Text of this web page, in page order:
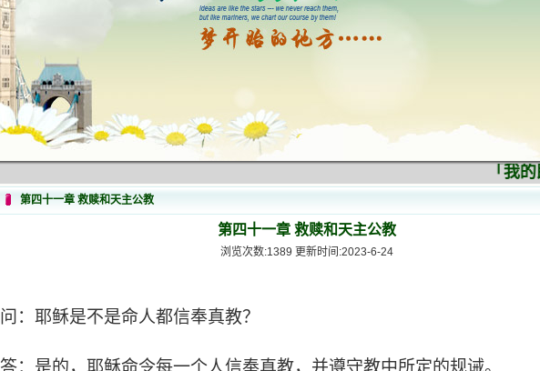
「我的
第四十一章 救赎和天主公教
第四十一章 救赎和天主公教
浏览次数:1389 更新时间:2023-6-24
问：耶稣是不是命人都信奉真教？
答：是的，耶稣命令每一个人信奉真教，并遵守教中所定的规诫。